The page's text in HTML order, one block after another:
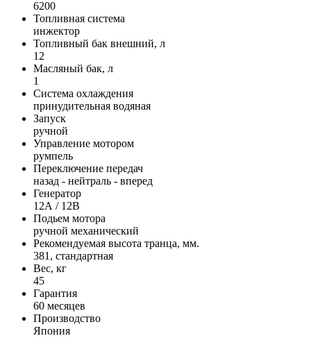
6200
Топливная система
инжектор
Топливный бак внешний, л
12
Масляный бак, л
1
Система охлаждения
принудительная водяная
Запуск
ручной
Управление мотором
румпель
Переключение передач
назад - нейтраль - вперед
Генератор
12А / 12В
Подьем мотора
ручной механический
Рекомендуемая высота транца, мм.
381, стандартная
Вес, кг
45
Гарантия
60 месяцев
Производство
Япония